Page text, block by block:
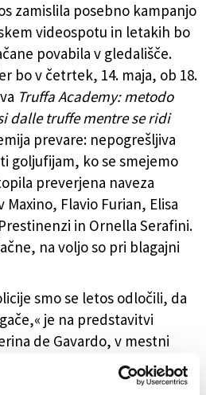
TRST)
zamislila posebno kampanjo
videospotu in letakih bo
povabila v gledališče.
bo v četrtek, 14. maja, ob 18.
Truffa Academy: metodo
dalle truffe mentre se ridi
prevare: nepogrešljiva
goljufijam, ko se smejemo
preverjena naveza
Flavio Furian, Elisa
in Ornella Serafini.
na voljo so pri blagajni
smo se letos odločili, da
je na predstavitvi
de Gavardo, v mestni
in lokalno policijo. »Nadaljuje
#SOS Truffe, ki ima kot geslo